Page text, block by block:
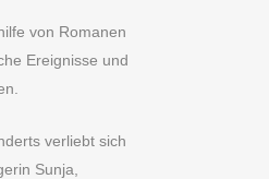
von Romanen
Ereignisse und
verliebt sich
Sunja,